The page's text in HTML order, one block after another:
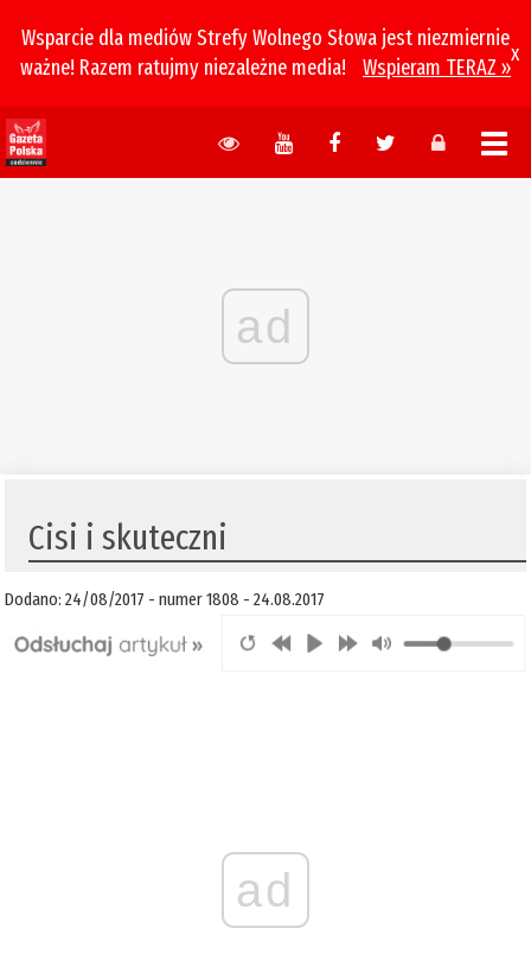
Wsparcie dla mediów Strefy Wolnego Słowa jest niezmiernie
ważne! Razem ratujmy niezależne media!
Wspieram TERAZ »
x
ad
Cisi i skuteczni
Dodano: 24/08/2017 - numer 1808 - 24.08.2017
ad